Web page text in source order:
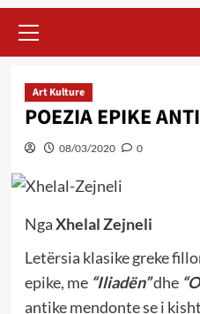
Menu
Art Kulture
POEZIA EPIKE
08/03/2020 0
NgaXhelal Zejneli
Letërsia klasike greke
epike, me “Iliadën”dhe
antike mendonte se i